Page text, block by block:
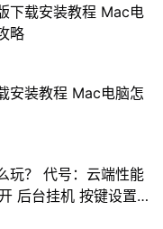
下载安装教程 Mac电
略
安装教程 Mac电脑怎
玩？ 代号：云端性能
后台挂机 按键设置